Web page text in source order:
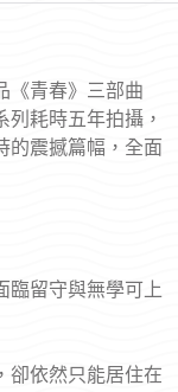
《青春》三部曲
耗時五年拍攝，
的震撼篇幅，全面
臨留守與無學可上
卻依然只能居住在